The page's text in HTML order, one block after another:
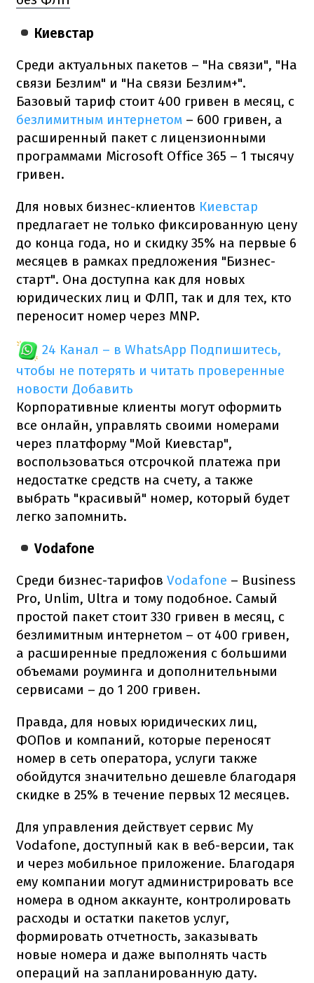
Киевстар
Среди актуальных пакетов – "На связи", "На
связи Безлим" и "На связи Безлим+".
Базовый тариф стоит 400 гривен в месяц, с
безлимитным интернетом – 600 гривен, а
расширенный пакет с лицензионными
программами Microsoft Office 365 – 1 тысячу
гривен.
Для новых бизнес-клиентов Киевстар
предлагает не только фиксированную цену
до конца года, но и скидку 35% на первые 6
месяцев в рамках предложения "Бизнес-
старт". Она доступна как для новых
юридических лиц и ФЛП, так и для тех, кто
переносит номер через MNP.
24 Канал – в WhatsApp Подпишитесь,
чтобы не потерять и читать проверенные
новости Добавить
Корпоративные клиенты могут оформить
все онлайн, управлять своими номерами
через платформу "Мой Киевстар",
воспользоваться отсрочкой платежа при
недостатке средств на счету, а также
выбрать "красивый" номер, который будет
легко запомнить.
Vodafone
Среди бизнес-тарифов Vodafone – Business
Pro, Unlim, Ultra и тому подобное. Самый
простой пакет стоит 330 гривен в месяц, с
безлимитным интернетом – от 400 гривен,
а расширенные предложения с большими
объемами роуминга и дополнительными
сервисами – до 1 200 гривен.
Правда, для новых юридических лиц,
ФОПов и компаний, которые переносят
номер в сеть оператора, услуги также
обойдутся значительно дешевле благодаря
скидке в 25% в течение первых 12 месяцев.
Для управления действует сервис My
Vodafone, доступный как в веб-версии, так
и через мобильное приложение. Благодаря
ему компании могут администрировать все
номера в одном аккаунте, контролировать
расходы и остатки пакетов услуг,
формировать отчетность, заказывать
новые номера и даже выполнять часть
операций на запланированную дату.